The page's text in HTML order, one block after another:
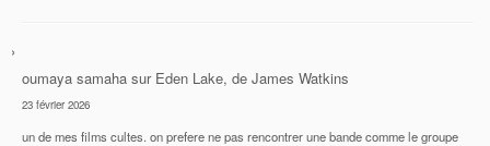
oumaya samaha sur Eden Lake, de James Watkins
23 février 2026
un de mes films cultes. on prefere ne pas rencontrer une bande comme le groupe